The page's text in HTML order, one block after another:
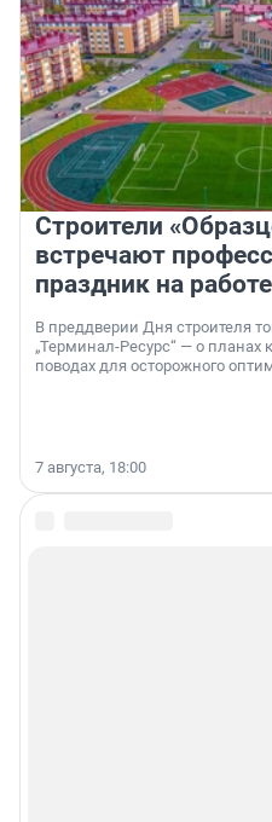
Строители
встречают
праздник на работе
В преддверии Дня строителя
„Терминал-Ресурс“ — о
поводах для осторожного
7 августа, 18:00